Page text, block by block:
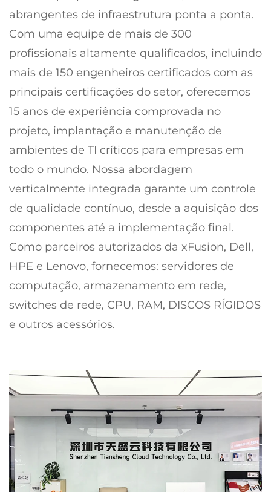
abrangentes de infraestrutura ponta a ponta.
Com uma equipe de mais de 300
profissionais altamente qualificados, incluindo
mais de 150 engenheiros certificados com as
principais certificações do setor, oferecemos
15 anos de experiência comprovada no
projeto, implantação e manutenção de
ambientes de TI críticos para empresas em
todo o mundo. Nossa abordagem
verticalmente integrada garante um controle
de qualidade contínuo, desde a aquisição dos
componentes até a implementação final.
Como parceiros autorizados da xFusion, Dell,
HPE e Lenovo, fornecemos: servidores de
computação, armazenamento em rede,
switches de rede, CPU, RAM, DISCOS RÍGIDOS
e outros acessórios.